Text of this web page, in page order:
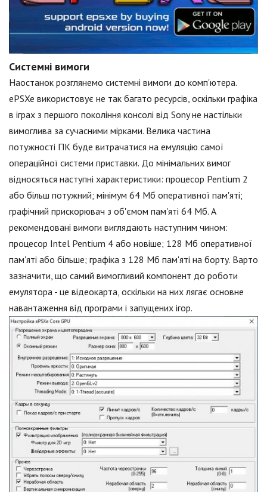
Системні вимоги
Наостанок розглянемо системні вимоги до комп'ютера.
ePSXe використовує не так багато ресурсів, оскільки графіка
в іграх з першого покоління консолі від Sony не настільки
вимоглива за сучасними мірками. Велика частина
потужності ПК буде витрачатися на емуляцію самої
операційної системи приставки. До мінімальних вимог
відносяться наступні характеристики: процесор Pentium 2
або більш потужний; мінімум 64 Мб оперативної пам'яті;
графічний прискорювач з об'ємом пам'яті 64 Мб. А
рекомендовані вимоги виглядають наступним чином:
процесор Intel Pentium 4 або новіше; 128 Мб оперативної
пам'яті або більше; графіка з 128 Мб пам'яті на борту. Варто
зазначити, що самий вимогливий компонент до роботи
емулятора - це відеокарта, оскільки на них лягає основне
навантаження від програми і запущених ігор.